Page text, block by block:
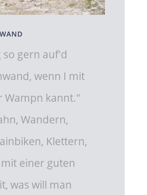
so gern auf'd
wenn I mit
Wampn kannt."
Wandern,
Klettern,
einer guten
was will man